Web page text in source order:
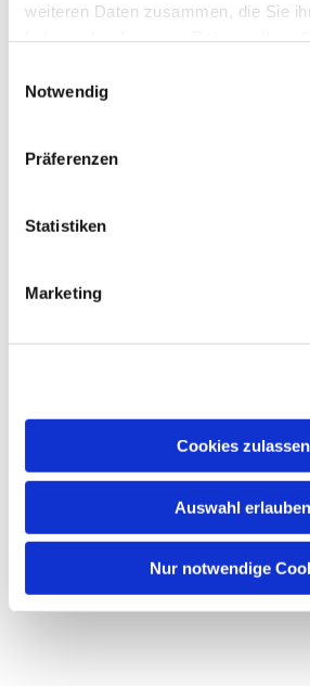
weiteren Daten zusammen, die Sie
Notwendig
Präferenzen
Statistiken
Marketing
Cookies zulassen
Auswahl erlauben
Nur notwendige